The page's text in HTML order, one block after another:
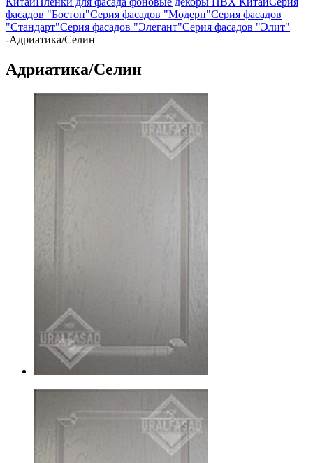
фасадов "Бостон"Серия фасадов "Модерн"Серия фасадов
"Стандарт"Серия фасадов "Элегант"Серия фасадов "Элит"
-Адриатика/Селин
Адриатика/Селин